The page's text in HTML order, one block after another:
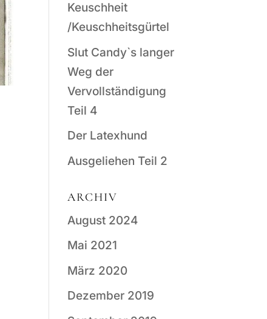
Keuschheit
/Keuschheitsgürtel
Slut Candy`s langer
Weg der
Vervollständigung
Teil 4
Der Latexhund
Ausgeliehen Teil 2
ARCHIV
August 2024
Mai 2021
März 2020
Dezember 2019